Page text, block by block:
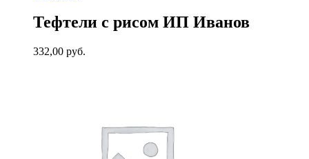
Тефтели с рисом ИП Иванов
332,00 руб.